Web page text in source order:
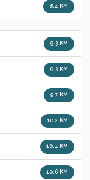
8.4 KM
9.3 KM
9.3 KM
9.7 KM
10.2 KM
10.4 KM
10.6 KM